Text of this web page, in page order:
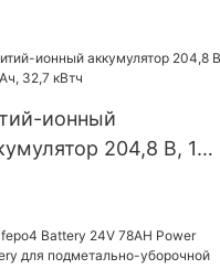
Ач, 10,24 кВтч
ионный
204,8 В, 160